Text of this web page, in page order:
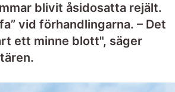
blivit åsidosatta rejält.
vid förhandlingarna. – Det
ett minne blott", säger